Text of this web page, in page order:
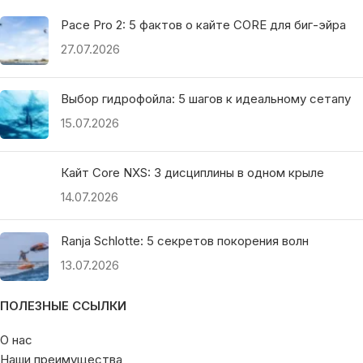
Pace Pro 2: 5 фактов о кайте CORE для биг-эйра
27.07.2026
Выбор гидрофойла: 5 шагов к идеальному сетапу
15.07.2026
Кайт Core NXS: 3 дисциплины в одном крыле
14.07.2026
Ranja Schlotte: 5 секретов покорения волн
13.07.2026
ПОЛЕЗНЫЕ ССЫЛКИ
О нас
Наши преимущества